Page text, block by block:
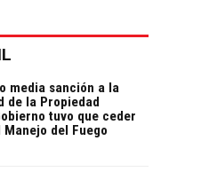
media sanción a la
de la Propiedad
tuvo que ceder
del Fuego